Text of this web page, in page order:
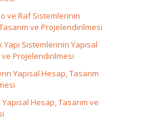
ve Raf Sistemlerinin
ve Projelendirilmesi
Yapı Sistemlerinin Yapısal
ve Projelendirilmesi
Yapısal Hesap, Tasarım
Hesap, Tasarım ve